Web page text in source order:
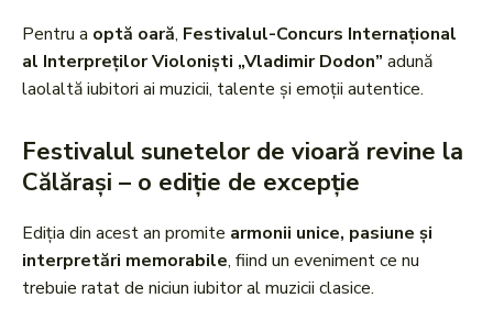
Pentru a optă oară, Festivalul-Concurs Internațional
al Interpreților Violoniști „Vladimir Dodon” adună
laolaltă iubitori ai muzicii, talente și emoții autentice.
Festivalul sunetelor de vioară revine la
Călărași – o ediție de excepție
Ediția din acest an promite armonii unice, pasiune și
interpretări memorabile, fiind un eveniment ce nu
trebuie ratat de niciun iubitor al muzicii clasice.